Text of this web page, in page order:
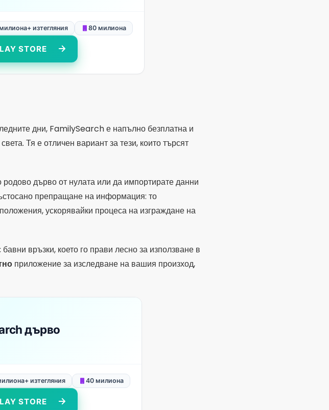
дърво от нулата или да импортирате данни
препращане на информация: то
приложение за изследване на вашия произход,
дърво
изтегляния 40 милиона
с други потребители, които споделят същите
членове.